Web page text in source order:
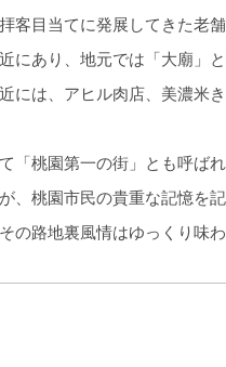
客目当てに発展してきた老
にあり、地元では「大廟」
には、アヒル肉店、美濃
「桃園第一の街」とも呼ば
、桃園市民の貴重な記憶を
の路地裏風情はゆっくり味わ